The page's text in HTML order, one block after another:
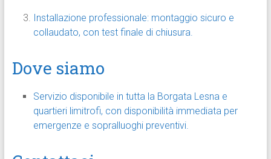
Installazione professionale: montaggio sicuro e
collaudato, con test finale di chiusura.
Dove siamo
Servizio disponibile in tutta la Borgata Lesna e
quartieri limitrofi, con disponibilità immediata per
emergenze e sopralluoghi preventivi.